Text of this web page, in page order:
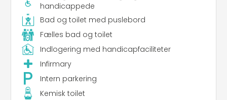
handicappede
Bad og toilet med puslebord
Fælles bad og toilet
Indlogering med handicapfaciliteter
Infirmary
Intern parkering
Kemisk toilet